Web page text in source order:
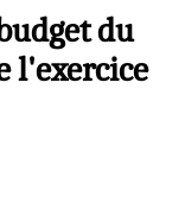
du
l'exercice